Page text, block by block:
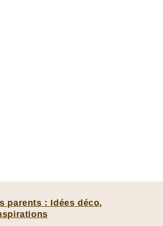
parents : Idées déco,